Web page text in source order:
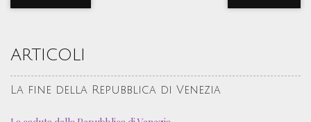
ARTICOLI
La fine della Repubblica di Venezia